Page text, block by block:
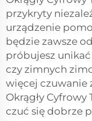
przykryty
urządzenie
będzie zawsze
próbujesz
czy zimnych
więcej czuwanie
Okrągły
czuć się dobrze